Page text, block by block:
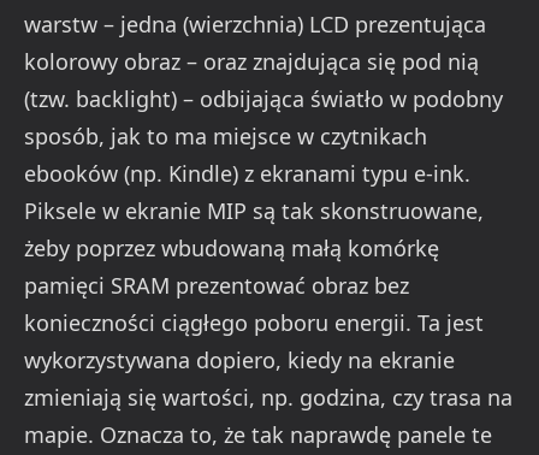
warstw – jedna (wierzchnia) LCD prezentująca
kolorowy obraz – oraz znajdująca się pod nią
(tzw. backlight) – odbijająca światło w podobny
sposób, jak to ma miejsce w czytnikach
ebooków (np. Kindle) z ekranami typu e-ink.
Piksele w ekranie MIP są tak skonstruowane,
żeby poprzez wbudowaną małą komórkę
pamięci SRAM prezentować obraz bez
konieczności ciągłego poboru energii. Ta jest
wykorzystywana dopiero, kiedy na ekranie
zmieniają się wartości, np. godzina, czy trasa na
mapie. Oznacza to, że tak naprawdę panele te